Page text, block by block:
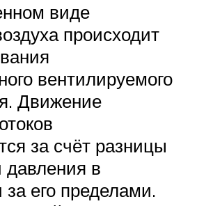
виде
происходит
вентилируемого
Движение
за счёт разницы
давления в
его пределами.